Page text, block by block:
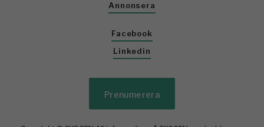
Annonsera
Facebook
Linkedin
Prenumerera